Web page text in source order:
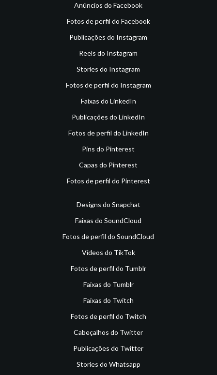
Anúncios do Facebook
Fotos de perfil do Facebook
Publicações do Instagram
Reels do Instagram
Stories do Instagram
Fotos de perfil do Instagram
Faixas do LinkedIn
Publicações do LinkedIn
Fotos de perfil do LinkedIn
Pins do Pinterest
Capas do Pinterest
Fotos de perfil do Pinterest
Designs do Snapchat
Faixas do SoundCloud
Fotos de perfil do SoundCloud
Vídeos do TikTok
Fotos de perfil do Tumblr
Faixas do Tumblr
Faixas do Twitch
Fotos de perfil do Twitch
Cabeçalhos do Twitter
Publicações do Twitter
Stories do Whatsapp